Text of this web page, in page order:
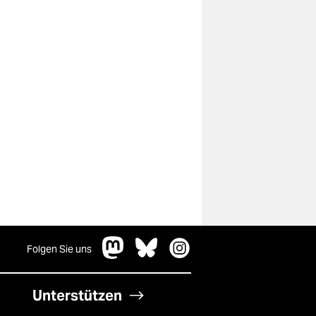
Folgen Sie uns
Unterstützen